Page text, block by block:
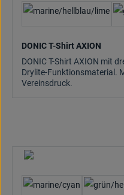
DONIC T-Shirt AXION
DONIC T-Shirt AXION mit
Drylite-Funktionsmaterial.
Vereinsdruck.